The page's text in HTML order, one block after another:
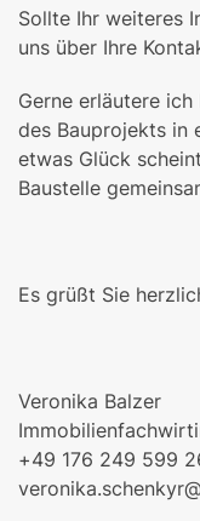
Sollte Ihr weiteres
uns über Ihre
Gerne erläutere
des Bauprojekts in
etwas Glück
Baustelle
Es grüßt Sie
Veronika Balzer
+49 176 249 599